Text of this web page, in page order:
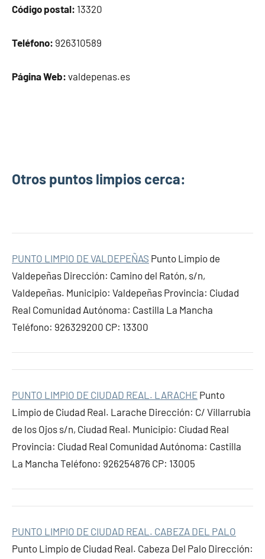
Código postal: 13320
Teléfono: 926310589
Página Web: valdepenas.es
Otros puntos limpios cerca:
PUNTO LIMPIO DE VALDEPEÑAS Punto Limpio de
Valdepeñas Dirección: Camino del Ratón, s/n,
Valdepeñas. Municipio: Valdepeñas Provincia: Ciudad
Real Comunidad Autónoma: Castilla La Mancha
Teléfono: 926329200 CP: 13300
PUNTO LIMPIO DE CIUDAD REAL. LARACHE Punto
Limpio de Ciudad Real. Larache Dirección: C/ Villarrubia
de los Ojos s/n, Ciudad Real. Municipio: Ciudad Real
Provincia: Ciudad Real Comunidad Autónoma: Castilla
La Mancha Teléfono: 926254876 CP: 13005
PUNTO LIMPIO DE CIUDAD REAL. CABEZA DEL PALO
Punto Limpio de Ciudad Real. Cabeza Del Palo Dirección: